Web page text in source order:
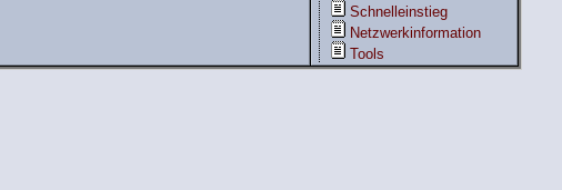
Schnelleinstieg
Netzwerkinformation
Tools